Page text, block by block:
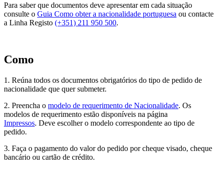
Para saber que documentos deve apresentar em cada situação
consulte o Guia Como obter a nacionalidade portuguesa ou contacte
a Linha Registo (+351) 211 950 500.
Como
1. Reúna todos os documentos obrigatórios do tipo de pedido de
nacionalidade que quer submeter.
2. Preencha o modelo de requerimento de Nacionalidade. Os
modelos de requerimento estão disponíveis na página
Impressos. Deve escolher o modelo correspondente ao tipo de
pedido.
3. Faça o pagamento do valor do pedido por cheque visado, cheque
bancário ou cartão de crédito.